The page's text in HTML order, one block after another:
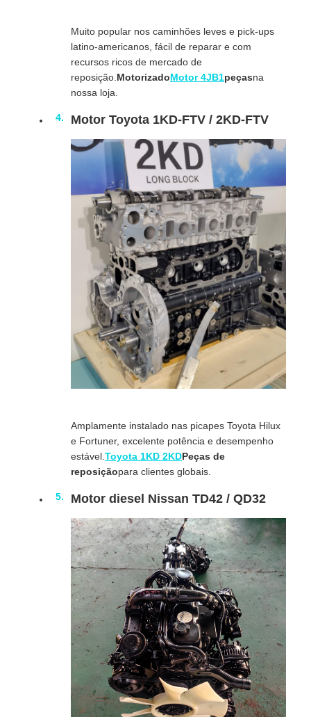
Muito popular nos caminhões leves e pick-ups
latino-americanos, fácil de reparar e com
recursos ricos de mercado de
reposição.MotorizadoMotor 4JB1peçasna
nossa loja.
Motor Toyota 1KD-FTV / 2KD-FTV
Amplamente instalado nas picapes Toyota Hilux
e Fortuner, excelente potência e desempenho
estável.Toyota 1KD 2KDPeças de
reposiçãopara clientes globais.
Motor diesel Nissan TD42 / QD32